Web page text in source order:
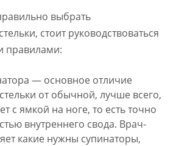
выбрать
стоит руководствоваться
правилами:
— основное отличие
от обычной, лучше всего,
с ямкой на ноге, то есть точно
внутреннего свода. Врач-
какие нужны супинаторы,